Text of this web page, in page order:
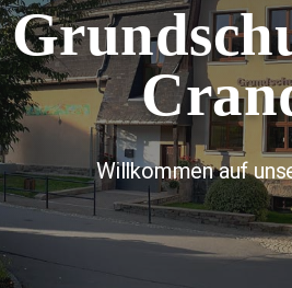
Willkommen auf